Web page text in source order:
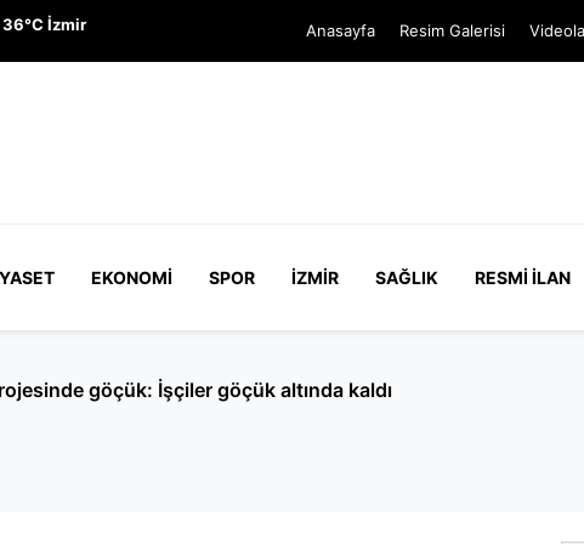
36°C İzmir Anasayfa Resim Galerisi
EKONOMI SPOR İZMIR SAĞLIK RESMI İLAN
verirken yolu kapatan kadın yakalandı: Hakkında 150 kayıt